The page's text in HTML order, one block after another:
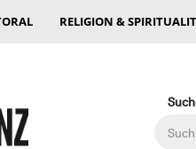
RELIGION &